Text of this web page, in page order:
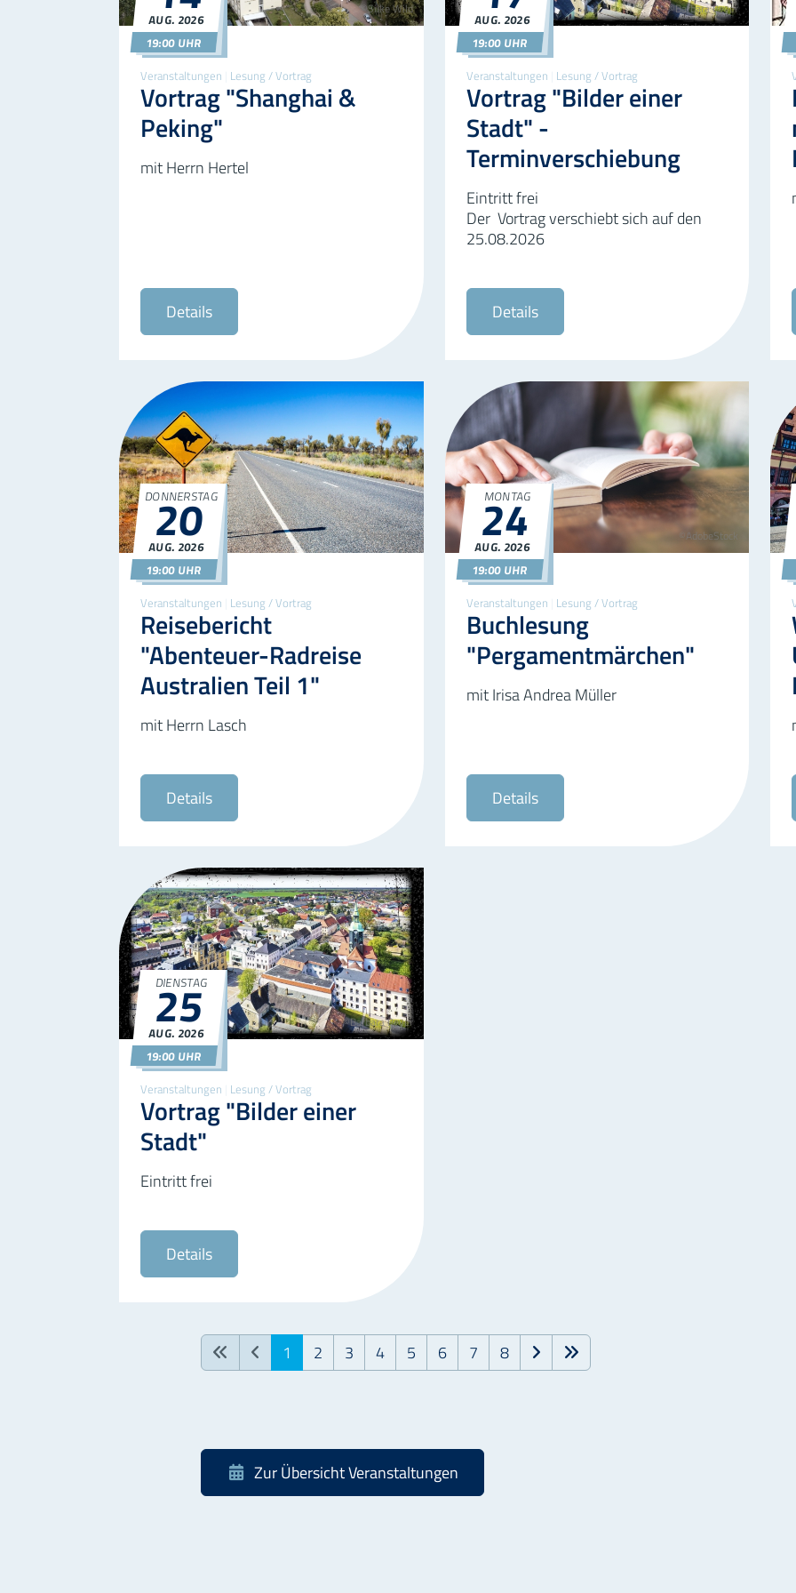
©Silke Wild
Veranstaltungen Lesung / Vortrag
Vortrag "Shanghai &
Peking"
AUG.2026
19:00 UHR
mit Herrn Hertel
Details
©Barbara Beyer
Veranstaltungen Lesung / Vortrag
Vortrag "Bilder einer
Stadt" -
Terminverschiebung
AUG.2026
19:00 UHR
Eintritt frei
Der Vortrag verschiebt sich auf den
25.08.2026
Details
©AdobeStock
Veranstaltungen Lesung / Vortrag
Reisebericht
"Abenteuer-Radreise
Australien Teil 1"
DONNERSTAG
20
AUG.2026
19:00 UHR
mit Herrn Lasch
Details
©AdobeStock
Veranstaltungen Lesung / Vortrag
Buchlesung
"Pergamentmärchen"
MONTAG
24
AUG.2026
19:00 UHR
mit Irisa Andrea Müller
Details
©Barbara Beyer
Veranstaltungen Lesung / Vortrag
Vortrag "Bilder einer
Stadt"
DIENSTAG
25
AUG.2026
19:00 UHR
Eintritt frei
Details
1 2 3 4 5 6 7 8
Zur Übersicht Veranstaltungen